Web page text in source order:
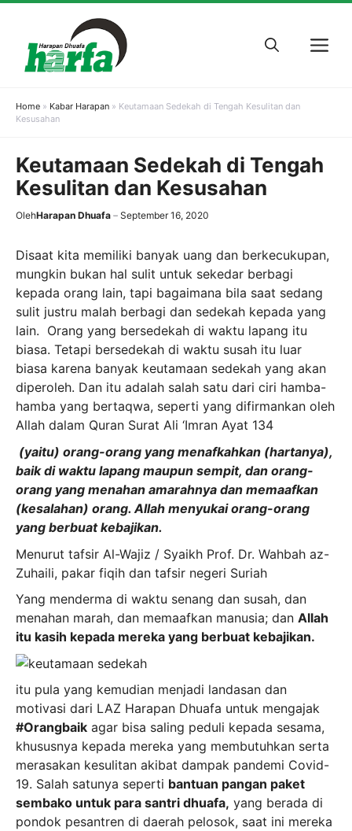
content
Home » Kabar Harapan » Keutamaan Sedekah di Tengah Kesulitan dan
Kesusahan
Keutamaan Sedekah di Tengah
Kesulitan dan Kesusahan
OlehHarapan Dhuafa September 16, 2020
Disaat kita memiliki banyak uang dan berkecukupan,
mungkin bukan hal sulit untuk sekedar berbagi
kepada orang lain, tapi bagaimana bila saat sedang
sulit justru malah berbagi dan sedekah kepada yang
lain. Orang yang bersedekah di waktu lapang itu
biasa. Tetapi bersedekah di waktu susah itu luar
biasa karena banyak keutamaan sedekah yang akan
diperoleh. Dan itu adalah salah satu dari ciri hamba-
hamba yang bertaqwa, seperti yang difirmankan oleh
Allah dalam Quran Surat Ali ‘Imran Ayat 134
(yaitu) orang-orang yang menafkahkan (hartanya),
baik di waktu lapang maupun sempit, dan orang-
orang yang menahan amarahnya dan memaafkan
(kesalahan) orang. Allah menyukai orang-orang
yang berbuat kebajikan.
Menurut tafsir Al-Wajiz / Syaikh Prof. Dr. Wahbah az-
Zuhaili, pakar fiqih dan tafsir negeri Suriah
Yang menderma di waktu senang dan susah, dan
menahan marah, dan memaafkan manusia; dan Allah
itu kasih kepada mereka yang berbuat kebajikan.
itu pula yang kemudian menjadi landasan dan
motivasi dari LAZ Harapan Dhuafa untuk mengajak
#Orangbaik agar bisa saling peduli kepada sesama,
khususnya kepada mereka yang membutuhkan serta
merasakan kesulitan akibat dampak pandemi Covid-
19. Salah satunya seperti bantuan pangan paket
sembako untuk para santri dhuafa, yang berada di
pondok pesantren di daerah pelosok, saat ini mereka